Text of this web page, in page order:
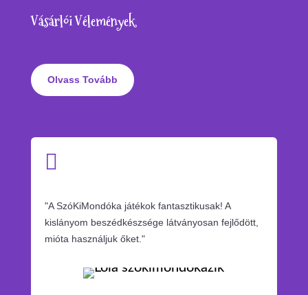
Vásárlói Vélemények
Olvass Tovább

"A SzóKiMondóka játékok fantasztikusak! A
kislányom beszédkészsége látványosan fejlődött,
mióta használjuk őket."